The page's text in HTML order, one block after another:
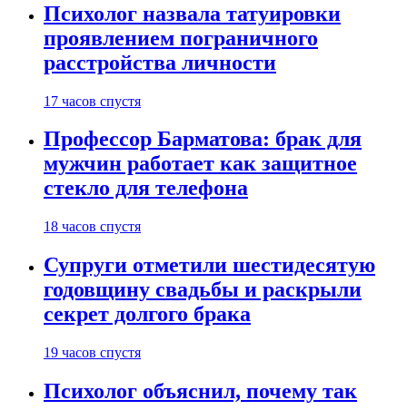
Психолог назвала татуировки
проявлением пограничного
расстройства личности
17 часов спустя
Профессор Барматова: брак для
мужчин работает как защитное
стекло для телефона
18 часов спустя
Супруги отметили шестидесятую
годовщину свадьбы и раскрыли
секрет долгого брака
19 часов спустя
Психолог объяснил, почему так